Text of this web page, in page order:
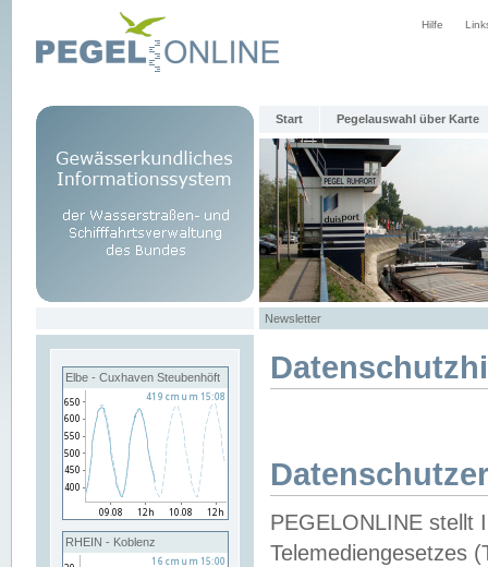
Hilfe
Start Pegelauswahl über Karte
Newsletter
Elbe - Cuxhaven Steubenhöft
RHEIN - Koblenz
PEGELONLINE stellt
Telemediengesetzes